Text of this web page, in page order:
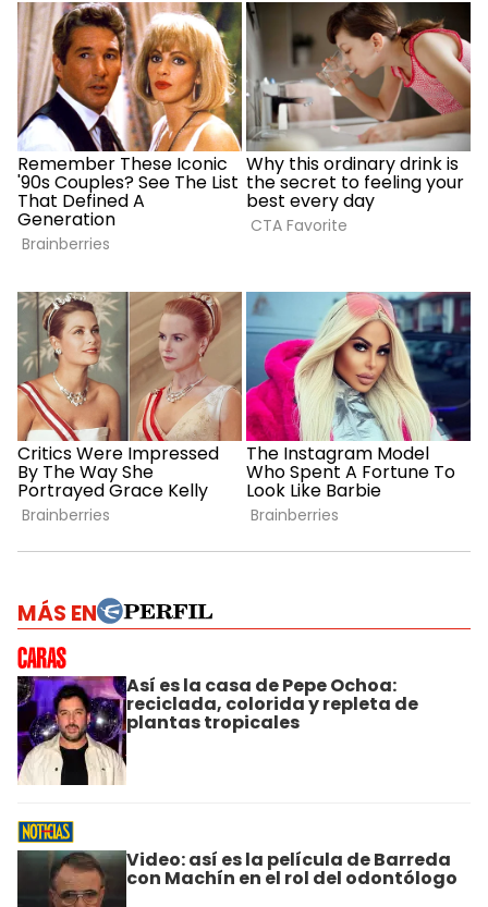
MÁS EN
Así es la casa de Pepe Ochoa:
reciclada, colorida y repleta de
plantas tropicales
Video: así es la película de Barreda
con Machín en el rol del odontólogo